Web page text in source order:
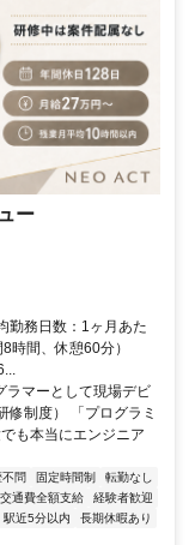
ー
勤務日数：1ヶ月あた
間、休憩60分）
ラマーとして現場デビ
修制度） 「プログラミ
も本当にエンジニア
問 固定時間制
転勤なし
交通費全額支給
経験者歓迎
駅近5分以内
長期休暇あり